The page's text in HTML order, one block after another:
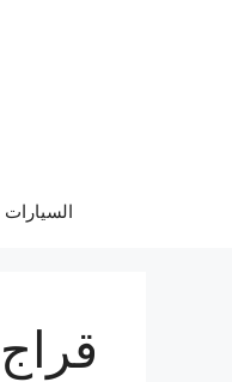
السيارات